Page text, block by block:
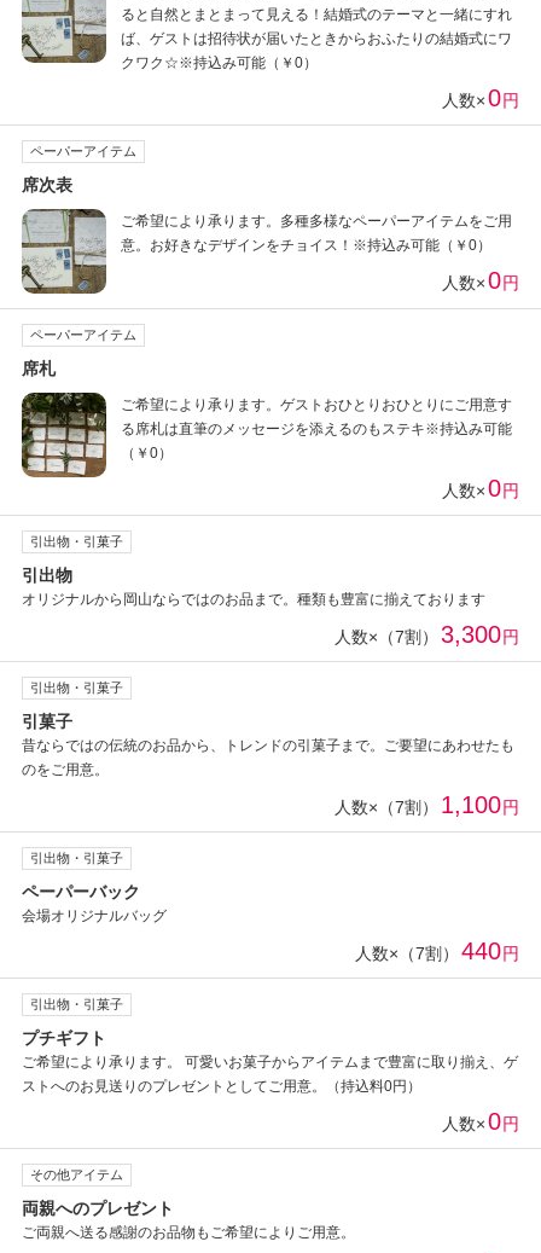
ると自然とまとまって見える！結婚式のテーマと一緒にすれ
ば、ゲストは招待状が届いたときからおふたりの結婚式にワ
クワク☆※持込み可能（￥0）
人数×0円
ペーパーアイテム
席次表
ご希望により承ります。多種多様なペーパーアイテムをご用
意。お好きなデザインをチョイス！※持込み可能（￥0）
人数×0円
ペーパーアイテム
席札
ご希望により承ります。ゲストおひとりおひとりにご用意す
る席札は直筆のメッセージを添えるのもステキ※持込み可能
（￥0）
人数×0円
引出物・引菓子
引出物
オリジナルから岡山ならではのお品まで。種類も豊富に揃えております
人数×（7割） 3,300円
引出物・引菓子
引菓子
昔ならではの伝統のお品から、トレンドの引菓子まで。ご要望にあわせたも
のをご用意。
人数×（7割） 1,100円
引出物・引菓子
ペーパーバック
会場オリジナルバッグ
人数×（7割） 440円
引出物・引菓子
プチギフト
ご希望により承ります。 可愛いお菓子からアイテムまで豊富に取り揃え、ゲ
ストへのお見送りのプレゼントとしてご用意。（持込料0円）
人数×0円
その他アイテム
両親へのプレゼント
ご両親へ送る感謝のお品物もご希望によりご用意。